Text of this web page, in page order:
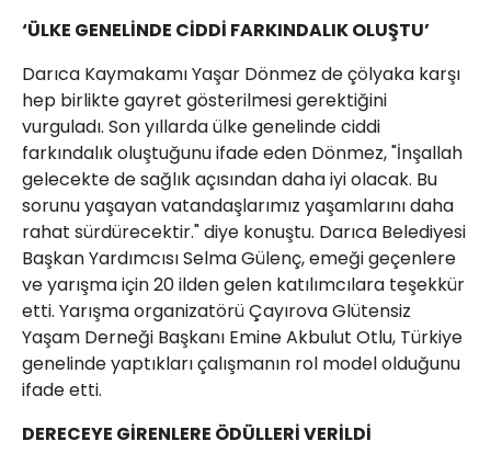
‘ÜLKE GENELİNDE CİDDİ FARKINDALIK OLUŞTU’
Darıca Kaymakamı Yaşar Dönmez de çölyaka karşı
hep birlikte gayret gösterilmesi gerektiğini
vurguladı. Son yıllarda ülke genelinde ciddi
farkındalık oluştuğunu ifade eden Dönmez, "İnşallah
gelecekte de sağlık açısından daha iyi olacak. Bu
sorunu yaşayan vatandaşlarımız yaşamlarını daha
rahat sürdürecektir." diye konuştu. Darıca Belediyesi
Başkan Yardımcısı Selma Gülenç, emeği geçenlere
ve yarışma için 20 ilden gelen katılımcılara teşekkür
etti. Yarışma organizatörü Çayırova Glütensiz
Yaşam Derneği Başkanı Emine Akbulut Otlu, Türkiye
genelinde yaptıkları çalışmanın rol model olduğunu
ifade etti.
DERECEYE GİRENLERE ÖDÜLLERİ VERİLDİ